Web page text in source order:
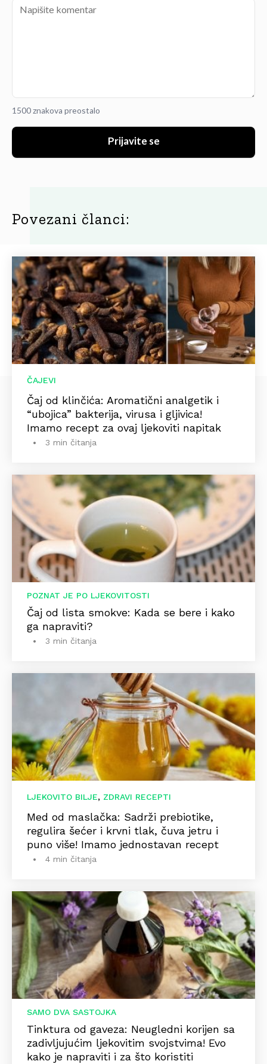
1500 znakova preostalo
Prijavite se
Povezani članci:
ČAJEVI
Čaj od klinčića: Aromatični analgetik i
“ubojica” bakterija, virusa i gljivica!
Imamo recept za ovaj ljekoviti napitak
3 min čitanja
POZNAT JE PO LJEKOVITOSTI
Čaj od lista smokve: Kada se bere i kako
ga napraviti?
3 min čitanja
LJEKOVITO BILJE, ZDRAVI RECEPTI
Med od maslačka: Sadrži prebiotike,
regulira šećer i krvni tlak, čuva jetru i
puno više! Imamo jednostavan recept
4 min čitanja
SAMO DVA SASTOJKA
Tinktura od gaveza: Neugledni korijen sa
zadivljujućim ljekovitim svojstvima! Evo
kako je napraviti i za što koristiti